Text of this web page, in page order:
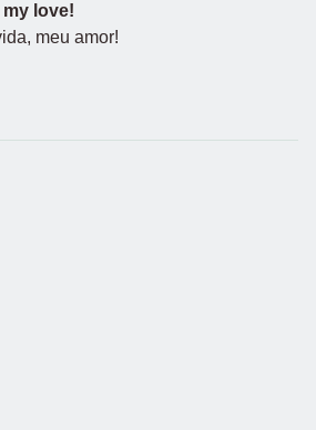
my love!
meu amor!